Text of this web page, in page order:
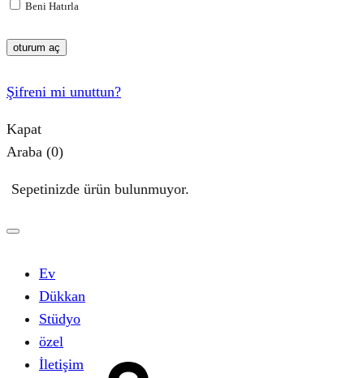
Beni Hatırla
oturum aç
Şifreni mi unuttun?
Kapat
Araba (0)
Sepetinizde ürün bulunmuyor.
Ev
Dükkan
Stüdyo
özel
İletişim